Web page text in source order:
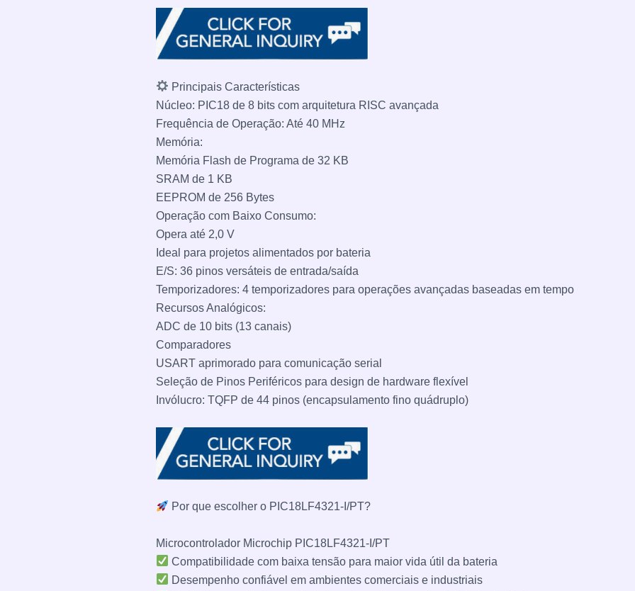
Principais Características
Núcleo: PIC18 de 8 bits com arquitetura RISC avançada
Frequência de Operação: Até 40 MHz
Memória:
Memória Flash de Programa de 32 KB
SRAM de 1 KB
EEPROM de 256 Bytes
Operação com Baixo Consumo:
Opera até 2,0 V
Ideal para projetos alimentados por bateria
E/S: 36 pinos versáteis de entrada/saída
Temporizadores: 4 temporizadores para operações avançadas baseadas em tempo
Recursos Analógicos:
ADC de 10 bits (13 canais)
Comparadores
USART aprimorado para comunicação serial
Seleção de Pinos Periféricos para design de hardware flexível
Invólucro: TQFP de 44 pinos (encapsulamento fino quádruplo)
Por que escolher o PIC18LF4321-I/PT?
Microcontrolador Microchip PIC18LF4321-I/PT
Compatibilidade com baixa tensão para maior vida útil da bateria
Desempenho confiável em ambientes comerciais e industriais